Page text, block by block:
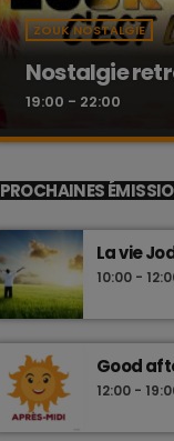
ZOUK NOSTALGIE
Nostalgie
19:00 - 22:00
Nostalgie
Les plus beaux Zouk
PROCHAINES
La vie
10:00 -
Good
12:00 -